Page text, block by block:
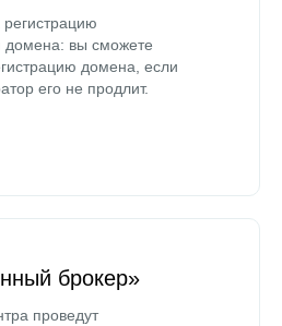
вы сможете
домена, если
его не продлит.
брокер»
проведут